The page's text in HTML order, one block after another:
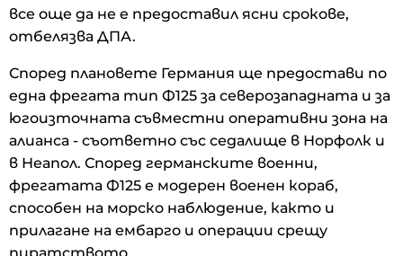
все още да не е предоставил ясни срокове,
отбелязва ДПА.
Според плановете Германия ще предостави по
една фрегата тип Ф125 за северозападната и за
югоизточната съвместни оперативни зона на
алианса - съответно със седалище в Норфолк и
в Неапол. Според германските военни,
фрегатата Ф125 е модерен военен кораб,
способен на морско наблюдение, както и
прилагане на ембарго и операции срещу